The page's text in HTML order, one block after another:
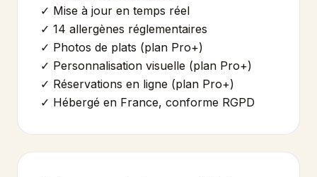
✓ Mise à jour en temps réel
✓ 14 allergènes réglementaires
✓ Photos de plats (plan Pro+)
✓ Personnalisation visuelle (plan Pro+)
✓ Réservations en ligne (plan Pro+)
✓ Hébergé en France, conforme RGPD